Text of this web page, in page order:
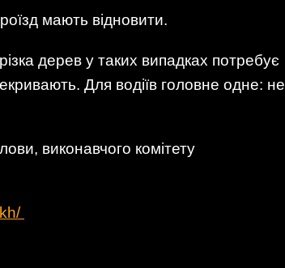
мають відновити.
дерев у таких випадках потребує
Для водіїв головне одне: не
виконавчого комітету